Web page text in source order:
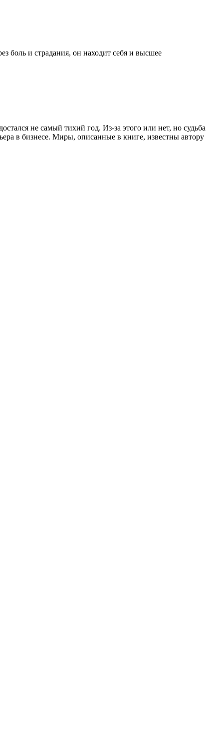
боль и страдания, он находит себя и высшее
не самый тихий год. Из-за этого или нет, но судьба
в бизнесе. Миры, описанные в книге, известны автору